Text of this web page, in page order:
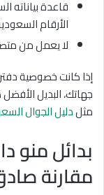
قاعدة بياناته
الأرقام
لا يعمل من
إذا كانت خصوصية
جهاتك، البديل
مثلدليل الجوال
بدائل
مقارنة